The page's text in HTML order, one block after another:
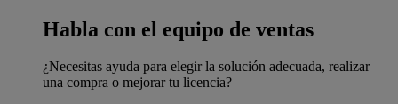
Habla con el equipo de ventas
¿Necesitas ayuda para elegir la solución adecuada, realizar
una compra o mejorar tu licencia?